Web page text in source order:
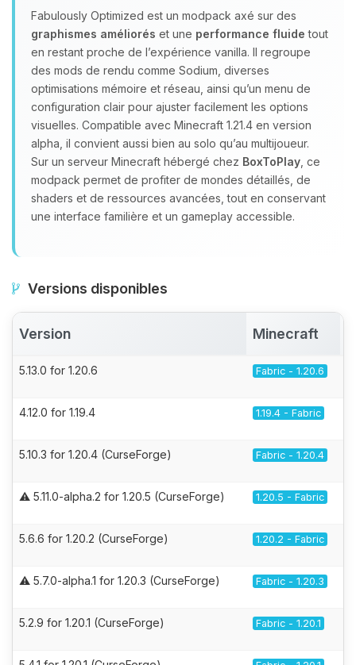
Fabulously Optimized est un modpack axé sur des
graphismes améliorés et une performance fluide tout
en restant proche de l’expérience vanilla. Il regroupe
des mods de rendu comme Sodium, diverses
optimisations mémoire et réseau, ainsi qu’un menu de
configuration clair pour ajuster facilement les options
visuelles. Compatible avec Minecraft 1.21.4 en version
alpha, il convient aussi bien au solo qu’au multijoueur.
Sur un serveur Minecraft hébergé chez BoxToPlay , ce
modpack permet de profiter de mondes détaillés, de
shaders et de ressources avancées, tout en conservant
une interface familière et un gameplay accessible.
Versions disponibles
Version Minecraft
5.13.0 for 1.20.6 Fabric - 1.20.6
4.12.0 for 1.19.4 1.19.4 - Fabric
5.10.3 for 1.20.4 (CurseForge) Fabric - 1.20.4
⚠️ 5.11.0-alpha.2 for 1.20.5 (CurseForge) 1.20.5 - Fabric
5.6.6 for 1.20.2 (CurseForge) 1.20.2 - Fabric
⚠️ 5.7.0-alpha.1 for 1.20.3 (CurseForge) Fabric - 1.20.3
5.2.9 for 1.20.1 (CurseForge) Fabric - 1.20.1